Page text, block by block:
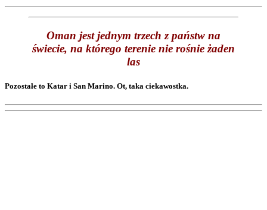
Oman jest jednym trzech z państw na
świecie, na którego terenie nie rośnie żaden
las
Pozostałe to Katar i San Marino. Ot, taka ciekawostka.